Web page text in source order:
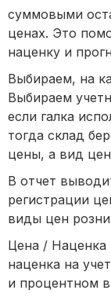
суммовыми
ценах. Это
наценку и
Выбираем, на
Выбираем
если галка
тогда склад
цены, а вид
В отчет
регистрации
виды цен
Цена / Наценка
наценка на
и процентном